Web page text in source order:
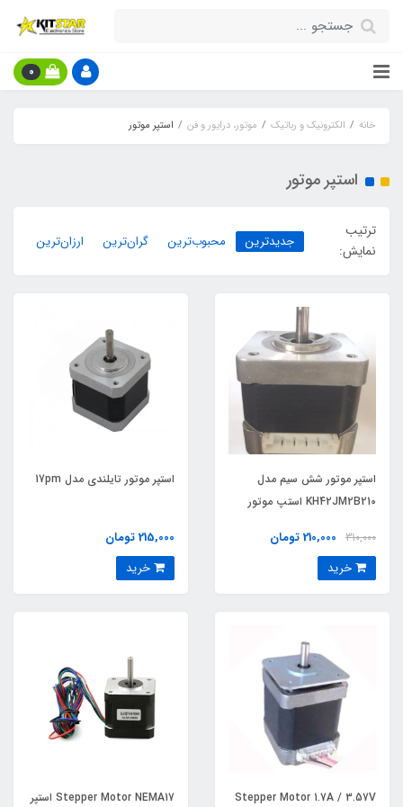
0
خانه الکترونیک و رباتیک موتور، درایور و فن استپر موتور
استپر موتور
ترتیب
نمایش:
جدیدترین محبوب‌ترین گران‌ترین ارزان‌ترین
استپر موتور شش سیم مدل
KH42JM2B210 استپ موتور
310,000 210,000 تومان
استپر موتور تایلندی مدل 17pm
215,000 تومان
Stepper Motor 1.7A / 3.57V
Stepper Motor NEMA17 استپر